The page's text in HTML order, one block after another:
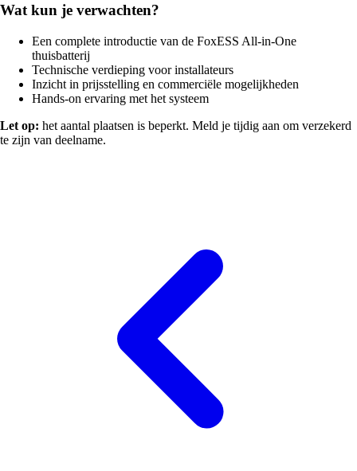
Wat kun je verwachten?
Een complete introductie van de FoxESS All-in-One
thuisbatterij
Technische verdieping voor installateurs
Inzicht in prijsstelling en commerciële mogelijkheden
Hands-on ervaring met het systeem
Let op: het aantal plaatsen is beperkt. Meld je tijdig aan om verzekerd
te zijn van deelname.